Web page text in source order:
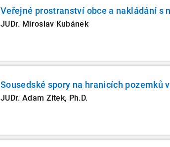
Veřejné prostranství obce a nakládání s
JUDr. Miroslav Kubánek
Sousedské spory na hranicích pozemků
JUDr. Adam Zítek, Ph.D.